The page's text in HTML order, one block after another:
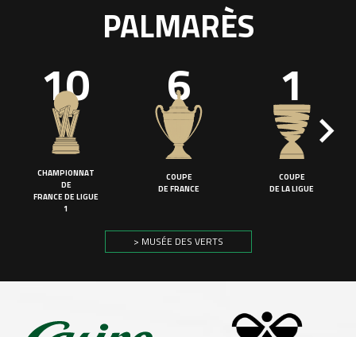
PALMARÈS
10
CHAMPIONNAT
DE
FRANCE DE LIGUE
1
6
COUPE
DE FRANCE
1
COUPE
DE LA LIGUE
> MUSÉE DES VERTS